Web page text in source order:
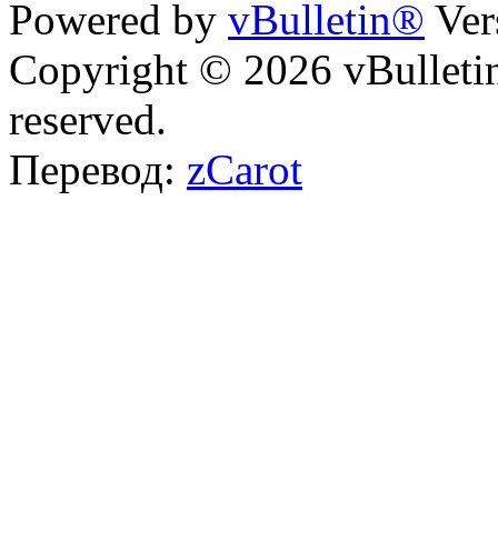
Powered by vBulletin®
Copyright © 2026
reserved.
Перевод: zCarot